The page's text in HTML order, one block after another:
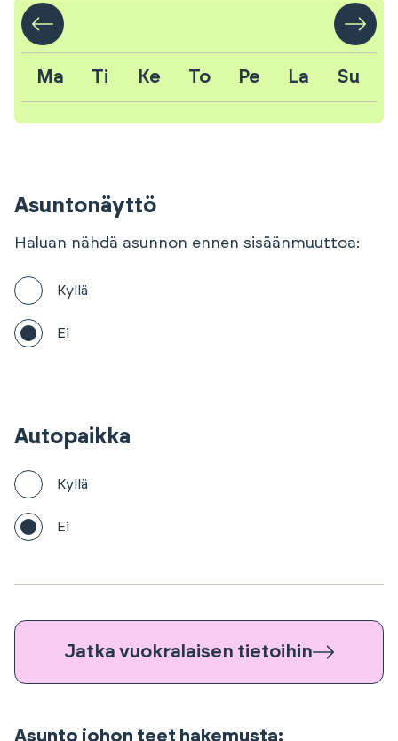
Ma Ti Ke To Pe La Su
Asuntonäyttö
Haluan nähdä asunnon ennen sisäänmuuttoa:
Kyllä
Ei
Autopaikka
Kyllä
Ei
Jatka vuokralaisen tietoihin
Asunto johon teet hakemusta: